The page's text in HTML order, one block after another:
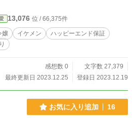
メン王子の物語 ハッピーエンド保証致します。
13,076 位 / 66,375件
嬢 イケメン
ハッピーエンド保証
感想数 0
文字数 27,379
最終更新日 2023.12.25
登録日 2023.12.19
お気に入り追加 16